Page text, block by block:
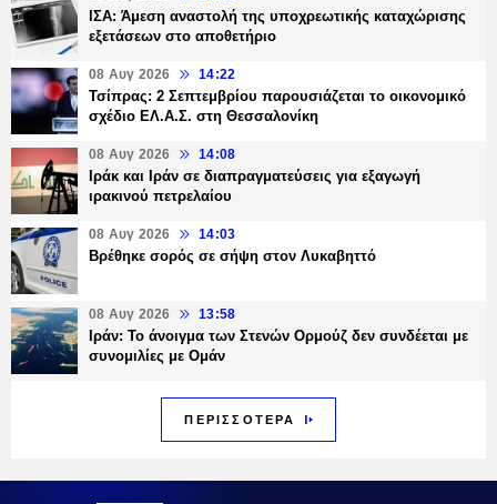
ΙΣΑ: Άμεση αναστολή της υποχρεωτικής καταχώρισης
εξετάσεων στο αποθετήριο
08 Αυγ 2026 14:22
Τσίπρας: 2 Σεπτεμβρίου παρουσιάζεται το οικονομικό
σχέδιο ΕΛ.Α.Σ. στη Θεσσαλονίκη
08 Αυγ 2026 14:08
Ιράκ και Ιράν σε διαπραγματεύσεις για εξαγωγή
ιρακινού πετρελαίου
08 Αυγ 2026 14:03
Βρέθηκε σορός σε σήψη στον Λυκαβηττό
08 Αυγ 2026 13:58
Ιράν: Το άνοιγμα των Στενών Ορμούζ δεν συνδέεται με
συνομιλίες με Ομάν
ΠΕΡΙΣΣΟΤΕΡΑ